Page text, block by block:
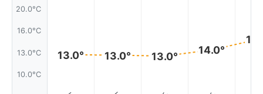
20.0°C
16.0°C
13.0°C
10.0°C
13.0° 13.0° 13.0° 14.0°